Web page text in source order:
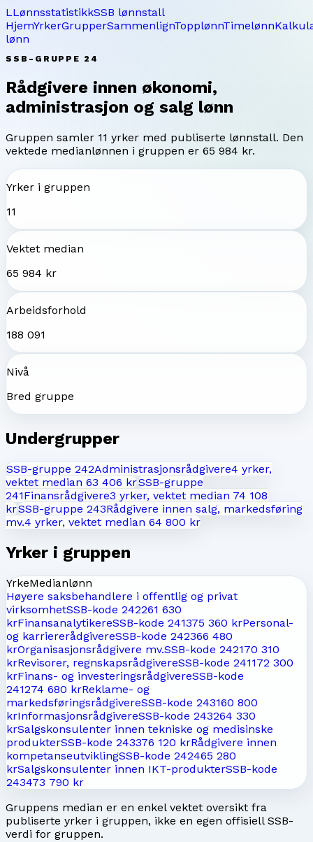
LLønnsstatistikkSSB lønnstall
HjemYrkerGrupperSammenlignTopplønnTimelønn
lønn
SSB-GRUPPE 24
Rådgivere innen økonomi,
administrasjon og salg lønn
Gruppen samler 11 yrker med publiserte lønnstall. Den
vektede medianlønnen i gruppen er 65 984 kr.
Yrker i gruppen
11
Vektet median
65 984 kr
Arbeidsforhold
188 091
Nivå
Bred gruppe
Undergrupper
SSB-gruppe 242Administrasjonsrådgivere4 yrker,
vektet median 63 406 krSSB-gruppe
241Finansrådgivere3 yrker, vektet median 74 108
krSSB-gruppe 243Rådgivere innen salg, markedsføring
mv.4 yrker, vektet median 64 800 kr
Yrker i gruppen
YrkeMedianlønn
Høyere saksbehandlere i offentlig og privat
virksomhetSSB-kode 242261 630
krFinansanalytikereSSB-kode 241375 360 krPersonal-
og karriererådgivereSSB-kode 242366 480
krOrganisasjonsrådgivere mv.SSB-kode 242170 310
krRevisorer, regnskapsrådgivereSSB-kode 241172 300
krFinans- og investeringsrådgivereSSB-kode
241274 680 krReklame- og
markedsføringsrådgivereSSB-kode 243160 800
krInformasjonsrådgivereSSB-kode 243264 330
krSalgskonsulenter innen tekniske og medisinske
produkterSSB-kode 243376 120 krRådgivere innen
kompetanseutviklingSSB-kode 242465 280
krSalgskonsulenter innen IKT-produkterSSB-kode
243473 790 kr
Gruppens median er en enkel vektet oversikt fra
publiserte yrker i gruppen, ikke en egen offisiell SSB-
verdi for gruppen.